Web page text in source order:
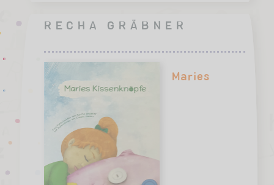
RECHA GRÄBNER
Maries